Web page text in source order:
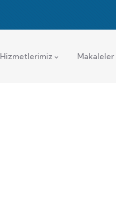
Hizmetlerimiz Makaleler